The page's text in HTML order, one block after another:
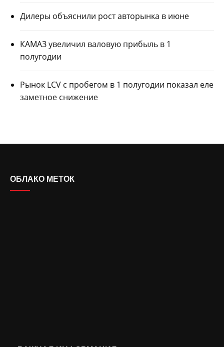
Дилеры объяснили рост авторынка в июне
КАМАЗ увеличил валовую прибыль в 1
полугодии
Рынок LCV с пробегом в 1 полугодии показал еле
заметное снижение
ОБЛАКО МЕТОК